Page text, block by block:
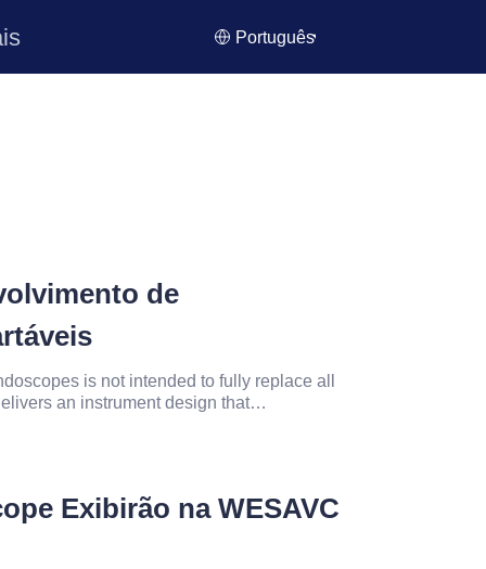
Português
de
is not intended to fully replace all
an instrument design that
Exibirão na WESAVC